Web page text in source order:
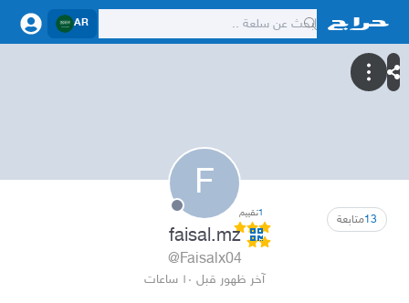
AR
F
13متابعة 1تقييم
faisal.mz
@Faisalx04
آخر ظهور قبل ١٠ ساعات